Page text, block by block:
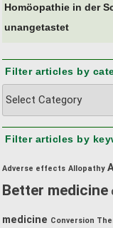
Homöopathie in der
unangetastet
Filter articles by
by
category:
Filter articles by
Adverse effects Allopathy
Better medicine
medicine Conversion